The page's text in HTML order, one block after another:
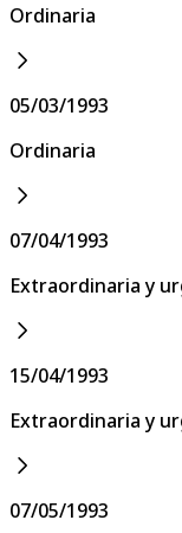
Ordinaria
05/03/1993
Ordinaria
07/04/1993
Extraordinaria y
15/04/1993
Extraordinaria y
07/05/1993